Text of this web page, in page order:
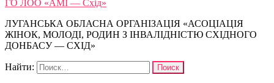
ГО ЛОО «АМІ — Схід»
ЛУГАНСЬКА ОБЛАСНА ОРГАНІЗАЦІЯ «АСОЦІАЦІЯ
ЖІНОК, МОЛОДІ, РОДИН З ІНВАЛІДНІСТЮ СХІДНОГО
ДОНБАСУ — СХІД»
Найти: